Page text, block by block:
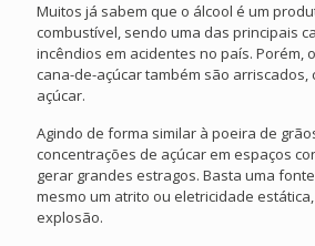
Muitos já sabem que o álcool é um
combustível, sendo uma das principais
incêndios em acidentes no país. Porém,
cana-de-açúcar também são arriscados,
açúcar.
Agindo de forma similar à poeira de
concentrações de açúcar em espaços
gerar grandes estragos. Basta uma
mesmo um atrito ou eletricidade
explosão.